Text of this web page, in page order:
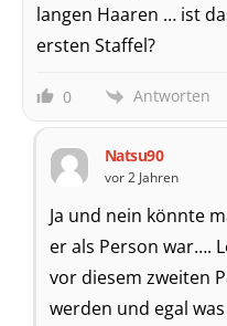
langen Haaren … ist
ersten Staffel?
0 Antworten
Natsu90
vor 2 Jahren
Ja und nein könnte
er als Person war….
vor diesem zweiten
werden und egal